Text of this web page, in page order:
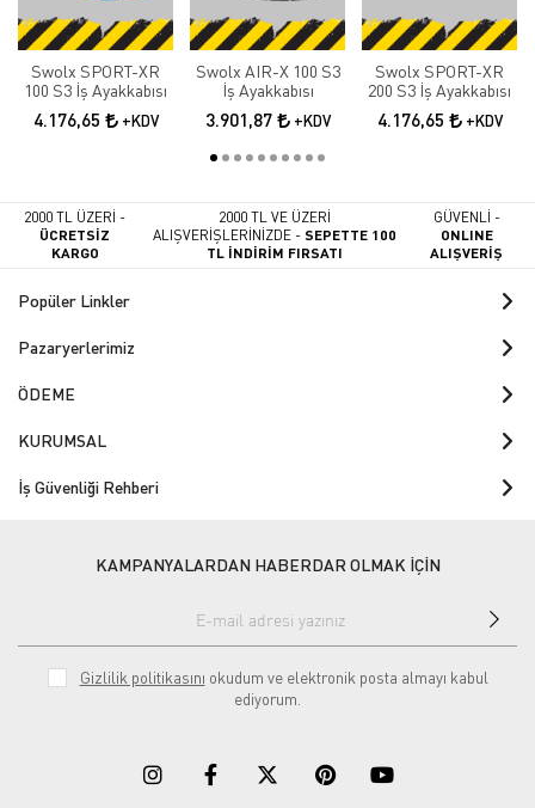
Swolx SPORT-XR
100 S3 İş Ayakkabısı
4.176,65 +KDV
Swolx AIR-X 100 S3
İş Ayakkabısı
3.901,87 +KDV
Swolx SPORT-XR
200 S3 İş Ayakkabısı
4.176,65 +KDV
2000 TL ÜZERİ -
ÜCRETSİZ
KARGO
2000 TL VE ÜZERİ
ALIŞVERİŞLERİNİZDE -SEPETTE 100
TL İNDİRİM FIRSATI
GÜVENLİ -
ONLINE
ALIŞVERİŞ
Popüler Linkler
Pazaryerlerimiz
ÖDEME
KURUMSAL
İş Güvenliği Rehberi
KAMPANYALARDAN HABERDAR OLMAK İÇİN
Gizlilik politikasını okudum ve elektronik posta almayı kabul
ediyorum.